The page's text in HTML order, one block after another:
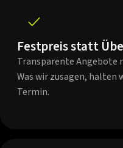
Festpreis statt
Transparente Angebote
Was wir zusagen, halten
Termin.